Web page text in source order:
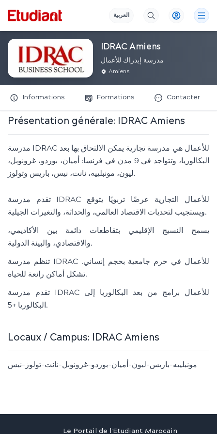
العربية
IDRAC Amiens
مدرسة إيدراك للأعمال
Amiens
Informations Formations Contacter
Présentation générale: IDRAC Amiens
مدرسة IDRAC للأعمال هي مدرسة تجارية يمكن الالتحاق بها بعد
البكالوريا، وتتواجد في 9 مدن في فرنسا: أميان، بوردو، غرونوبل،
ليون، مونبلييه، نانت، نيس، باريس وتولوز.
تقدم مدرسة IDRAC للأعمال التجارية عرضًا تربويًا يتوقع
ويستجيب لتحديات الاقتصاد العالمي، والحداثة، والتغيرات الجيلية.
يسمح النسيج الإقليمي بتقاطعات دائمة بين الأكاديمي،
والاقتصادي، والبيئة الدولية.
تنظم مدرسة IDRAC للأعمال في حرم جامعية بحجم إنساني.
تشكل أماكن رائعة للحياة.
تقدم مدرسة IDRAC للأعمال برامج من بعد البكالوريا إلى
البكالوريا +5.
Locaux / Campus: IDRAC Amiens
مونبلييه-باريس-ليون-أميان-بوردو-غرونوبل-نانت-تولوز-نيس
Le Portail de l'Etudiant Marocain